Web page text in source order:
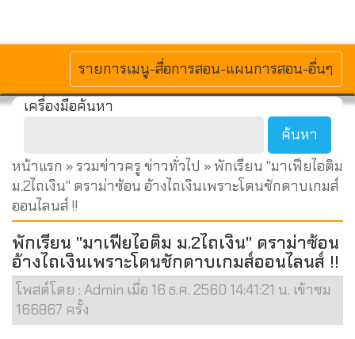
MENU
รายการเมนู-สื่อการสอน-แผนการสอน-อื่นๆ
เครื่องมือค้นหา
หน้าแรก »รวมข่าวครู ข่าวทั่วไป » พักเรียน "มาเฟียไอติม
ม.2ไถเงิน" ดราม่าซ้อน อ้างไถเงินเพราะโดนชักดาบเกมส์
ออนไลนส์ !!
พักเรียน "มาเฟียไอติม ม.2ไถเงิน" ดราม่าซ้อน
อ้างไถเงินเพราะโดนชักดาบเกมส์ออนไลนส์ !!
โพสต์โดย : Admin เมื่อ 16 ธ.ค. 2560 14:41:21 น. เข้าชม
166867 ครั้ง